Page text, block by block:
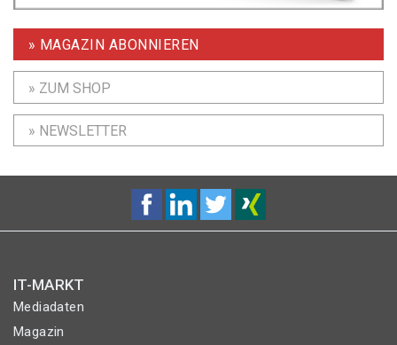
» MAGAZIN ABONNIEREN
» ZUM SHOP
» NEWSLETTER
IT-MARKT
Mediadaten
Magazin